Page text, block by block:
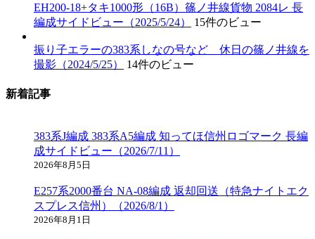
EH200-18+タキ1000形（16B）篠ノ井線貨物 2084レ 長
編成サイドビュー（2025/5/24）
15件のビュー
振り子エラーの383系しなの号など 休日の篠ノ井線を
撮影（2024/5/25）
14件のビュー
新着記事
383系J編成 383系A5編成 知ってほ信州ロゴマーク 長編
成サイドビュー（2026/7/11）
2026年8月5日
E257系2000番台 NA-08編成 返却回送（特急ナイトエク
スプレス信州）（2026/8/1）
2026年8月1日